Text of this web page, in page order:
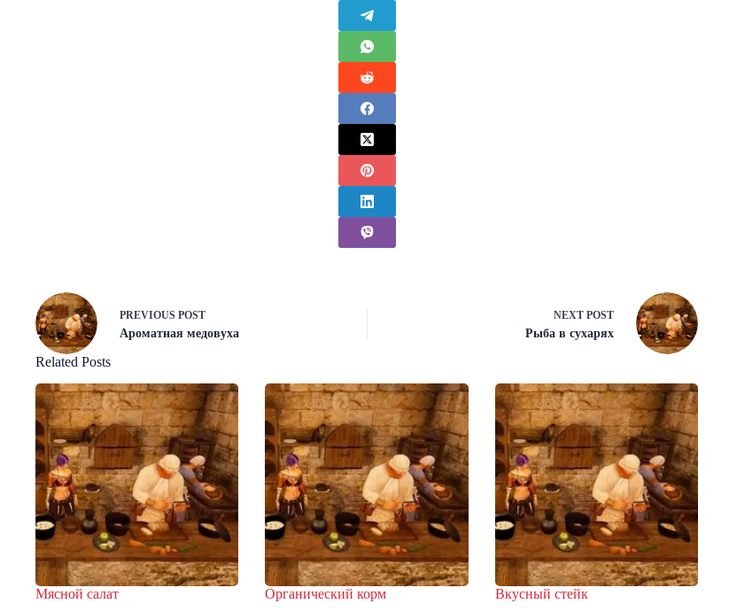
PREVIOUS POST
Ароматная медовуха
NEXT POST
Рыба в сухарях
Related Posts
Мясной салат
Органический корм
Вкусный стейк